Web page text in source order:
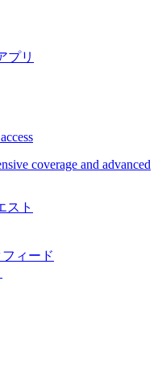
プリ
coverage and advanced
スト
ィード